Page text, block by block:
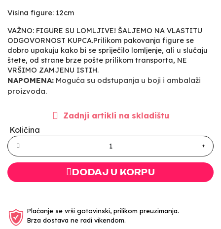
Visina figure: 12cm
VAŽNO: FIGURE SU LOMLJIVE! ŠALJEMO NA VLASTITU
ODGOVORNOST KUPCA.Prilikom pakovanja figure se
dobro upakuju kako bi se spriječilo lomljenje, ali u slučaju
štete, od strane brze pošte prilikom transporta, NE
VRŠIMO ZAMJENU ISTIH.
NAPOMENA: Moguća su odstupanja u boji i ambalaži
proizvoda.
Zadnji artikli na skladištu
Količina
DODAJ U KORPU
Plaćanje se vrši gotovinski, prilikom preuzimanja.
Brza dostava ne radi vikendom.